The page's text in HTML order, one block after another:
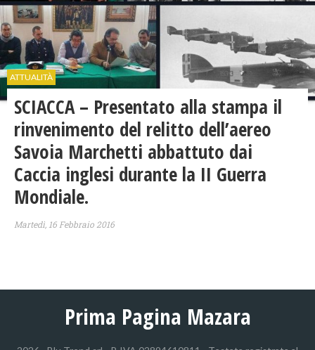
ATTUALITÀ
SCIACCA – Presentato alla stampa il
rinvenimento del relitto dell’aereo
Savoia Marchetti abbattuto dai
Caccia inglesi durante la II Guerra
Mondiale.
Martedì, 16 Febbraio 2016
Prima Pagina Mazara